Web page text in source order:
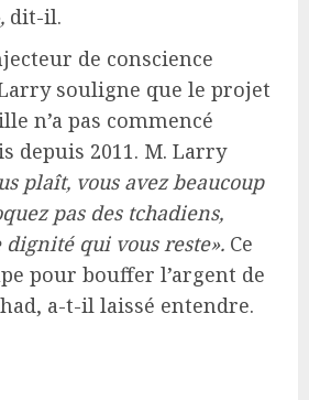
dit-il.
de conscience
souligne que le projet
n’a pas commencé
depuis 2011. M. Larry
plaît, vous avez beaucoup
pas des tchadiens,
dignité qui vous reste». Ce
pour bouffer l’argent de
a-t-il laissé entendre.